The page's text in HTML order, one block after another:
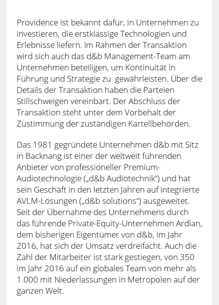
Providence ist bekannt dafür, in Unternehmen zu
investieren, die erstklassige Technologien und
Erlebnisse liefern. Im Rahmen der Transaktion
wird sich auch das d&b Management-Team am
Unternehmen beteiligen, um Kontinuität in
Führung und Strategie zu gewährleisten. Über die
Details der Transaktion haben die Parteien
Stillschweigen vereinbart. Der Abschluss der
Transaktion steht unter dem Vorbehalt der
Zustimmung der zuständigen Kartellbehörden.
Das 1981 gegründete Unternehmen d&b mit Sitz
in Backnang ist einer der weltweit führenden
Anbieter von professioneller Premium-
Audiotechnologie („d&b Audiotechnik“) und hat
sein Geschäft in den letzten Jahren auf integrierte
AVLM-Lösungen („d&b solutions“) ausgeweitet.
Seit der Übernahme des Unternehmens durch
das führende Private-Equity-Unternehmen Ardian,
dem bisherigen Eigentümer von d&b, im Jahr
2016, hat sich der Umsatz verdreifacht. Auch die
Zahl der Mitarbeiter ist stark gestiegen, von 350
im Jahr 2016 auf ein globales Team von mehr als
1.000 mit Niederlassungen in Metropolen auf der
ganzen Welt.